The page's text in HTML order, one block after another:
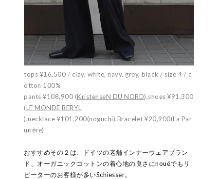
tops ¥16,500 / clay, white, navy, grey, black / size 4 / c
otton 100%
pants ¥108,900 (KristenseN DU NORD),shoes ¥91,300
(LE MONDE BERYL
),necklace ¥101,200(noguchi),Bracelet ¥20,900(La Par
urière)
おすすめその２は、ドイツの老舗インナーウェアブラン
ド、オーガニックコットンの着心地の良さにnouéでもリ
ピーターのお客様が多いSchiesser。